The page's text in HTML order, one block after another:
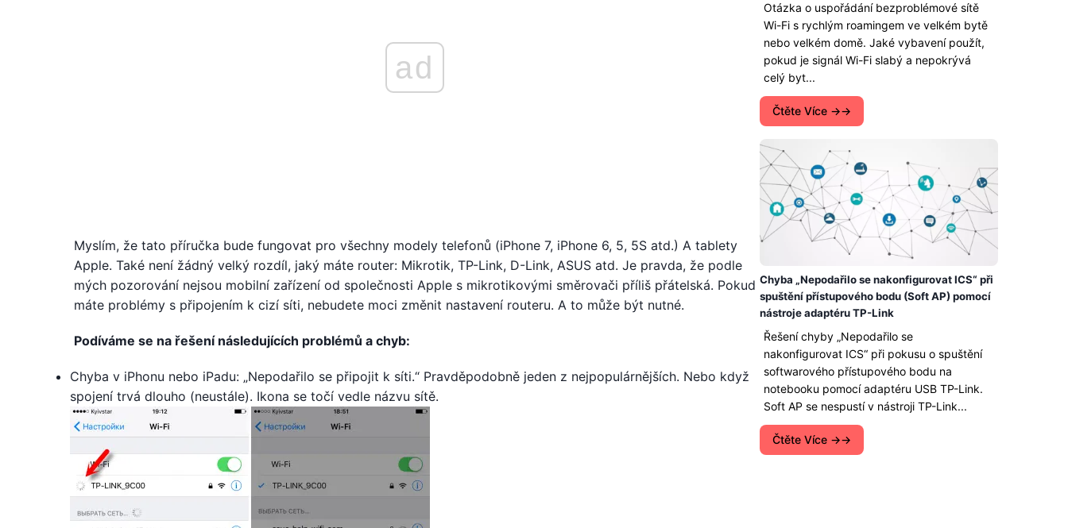
ad
Myslím, že tato příručka bude fungovat pro všechny modely telefonů (iPhone 7, iPhone 6, 5, 5S atd.) A tablety
Apple. Také není žádný velký rozdíl, jaký máte router: Mikrotik, TP-Link, D-Link, ASUS atd. Je pravda, že podle
mých pozorování nejsou mobilní zařízení od společnosti Apple s mikrotikovými směrovači příliš přátelská. Pokud
máte problémy s připojením k cizí síti, nebudete moci změnit nastavení routeru. A to může být nutné.
Podíváme se na řešení následujících problémů a chyb:
Chyba v iPhonu nebo iPadu: „Nepodařilo se připojit k síti.“ Pravděpodobně jeden z nejpopulárnějších. Nebo když
spojení trvá dlouho (neustále). Ikona se točí vedle názvu sítě.
Otázka o uspořádání bezproblémové sítě
Wi-Fi s rychlým roamingem ve velkém bytě
nebo velkém domě. Jaké vybavení použít,
pokud je signál Wi-Fi slabý a nepokrývá
celý byt...
Čtěte Více →
Chyba „Nepodařilo se nakonfigurovat ICS“ při
spuštění přístupového bodu (Soft AP) pomocí
nástroje adaptéru TP-Link
Řešení chyby „Nepodařilo se
nakonfigurovat ICS“ při pokusu o spuštění
softwarového přístupového bodu na
notebooku pomocí adaptéru USB TP-Link.
Soft AP se nespustí v nástroji TP-Link...
Čtěte Více →